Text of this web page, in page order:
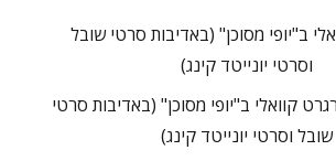
קוואלי ב"יופי מסוכן" (באדיבות סרטי
שובל וסרטי יונייטד קינג)